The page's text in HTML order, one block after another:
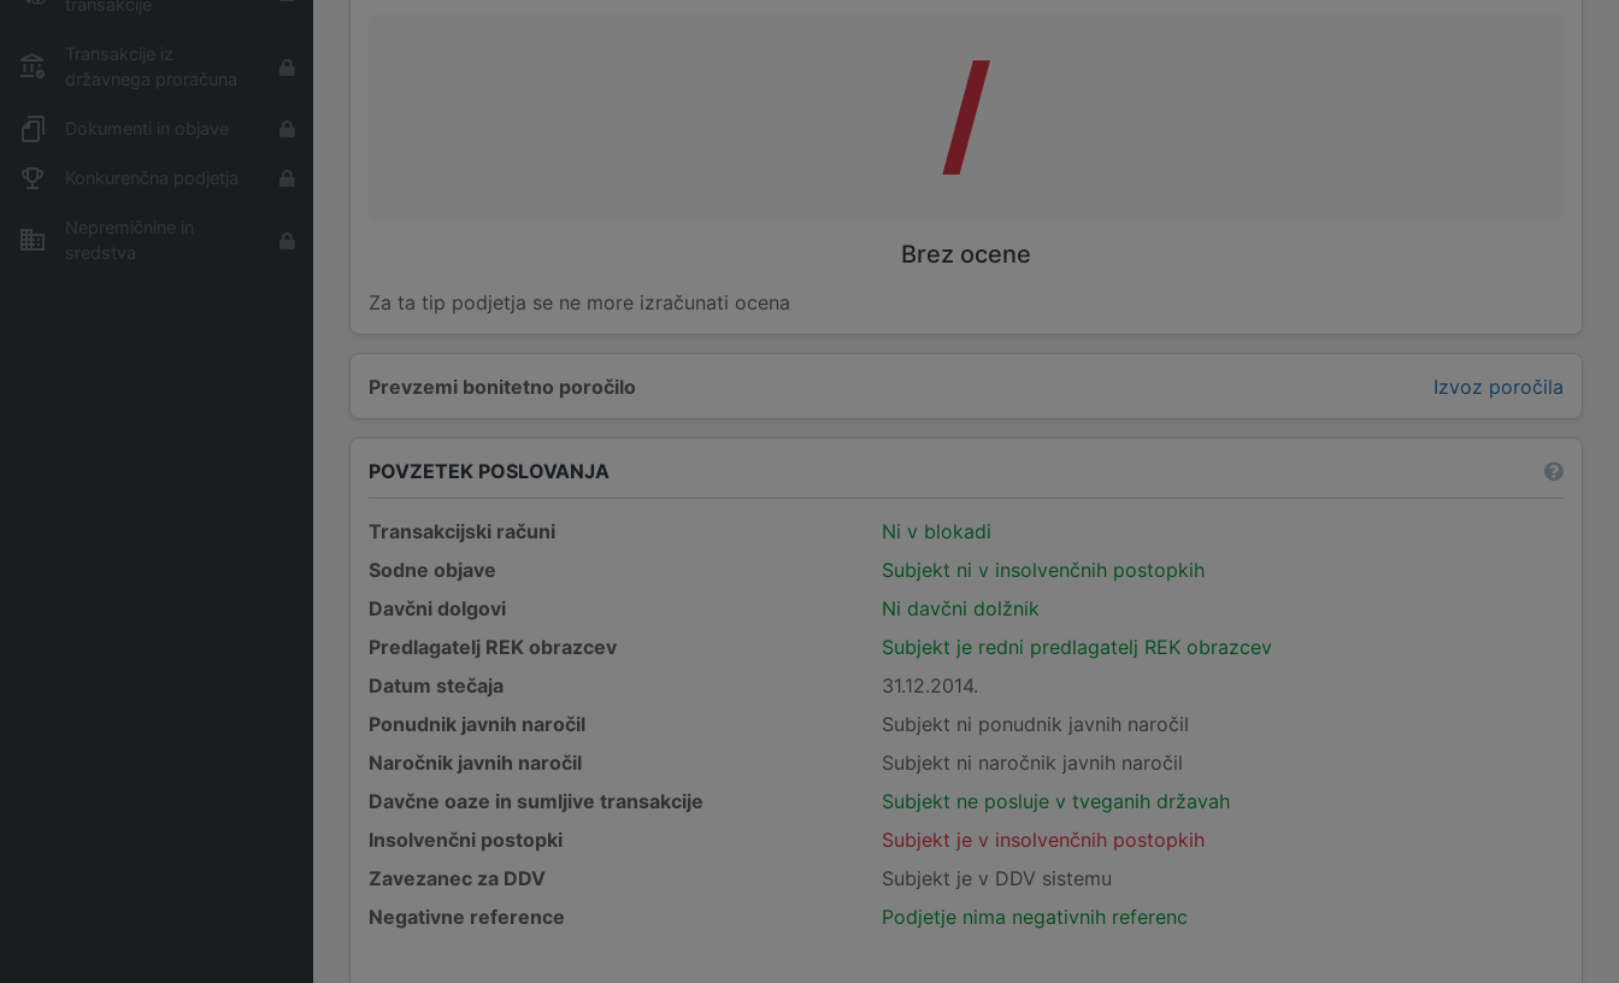
transakcije
Transakcije iz
državnega proračuna
Dokumenti in objave
Konkurenčna podjetja
Nepremičnine in
sredstva
Prevzemi bonitetno poročilo Izvoz poročila
/
Brez ocene
Za ta tip podjetja se ne more izračunati ocena
POVZETEK POSLOVANJA
Transakcijski računi
Ni v blokadi
Sodne objave
Subjekt ni v insolvenčnih postopkih
Davčni dolgovi
Ni davčni dolžnik
Predlagatelj REK obrazcev
Subjekt je redni predlagatelj REK obrazcev
Datum stečaja
31.12.2014.
Ponudnik javnih naročil
Subjekt ni ponudnik javnih naročil
Naročnik javnih naročil
Subjekt ni naročnik javnih naročil
Davčne oaze in sumljive transakcije
Subjekt ne posluje v tveganih državah
Insolvenčni postopki
Subjekt je v insolvenčnih postopkih
Zavezanec za DDV
Subjekt je v DDV sistemu
Negativne reference
Podjetje nima negativnih referenc